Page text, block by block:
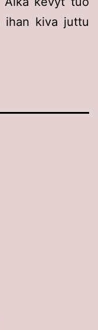
ihan kiva juttu